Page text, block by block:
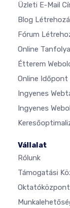
Üzleti E-Mail
Blog
Fórum
Online
Étterem
Online Időpont
Ingyenes
Ingyenes
Vállalat
Rólunk
Támogatási
Oktatóközpont